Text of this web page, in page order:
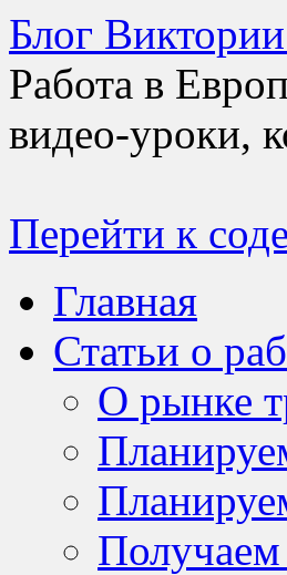
Блог
Работа в
видео-уроки,
Перейти к
Главная
Статьи о
О рынке